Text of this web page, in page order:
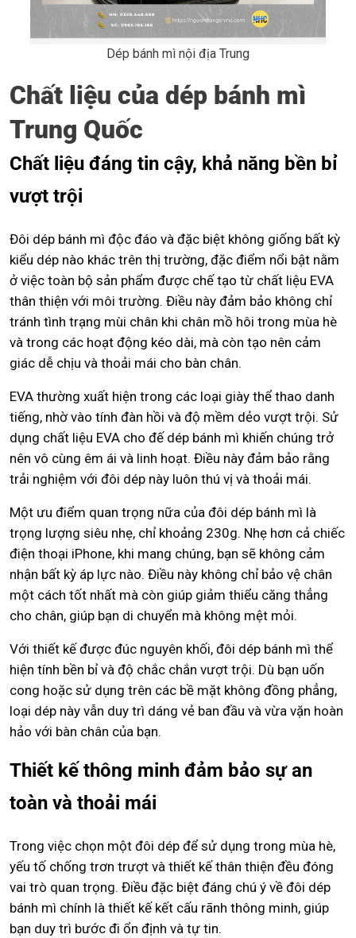
Dép bánh mì nội địa Trung
Chất liệu của dép bánh mì
Trung Quốc
Chất liệu đáng tin cậy, khả năng bền bỉ
vượt trội
Đôi dép bánh mì độc đáo và đặc biệt không giống bất kỳ
kiểu dép nào khác trên thị trường, đặc điểm nổi bật nằm
ở việc toàn bộ sản phẩm được chế tạo từ chất liệu EVA
thân thiện với môi trường. Điều này đảm bảo không chỉ
tránh tình trạng mùi chân khi chân mồ hôi trong mùa hè
và trong các hoạt động kéo dài, mà còn tạo nên cảm
giác dễ chịu và thoải mái cho bàn chân.
EVA thường xuất hiện trong các loại giày thể thao danh
tiếng, nhờ vào tính đàn hồi và độ mềm dẻo vượt trội. Sử
dụng chất liệu EVA cho đế dép bánh mì khiến chúng trở
nên vô cùng êm ái và linh hoạt. Điều này đảm bảo rằng
trải nghiệm với đôi dép này luôn thú vị và thoải mái.
Một ưu điểm quan trọng nữa của đôi dép bánh mì là
trọng lượng siêu nhẹ, chỉ khoảng 230g. Nhẹ hơn cả chiếc
điện thoại iPhone, khi mang chúng, bạn sẽ không cảm
nhận bất kỳ áp lực nào. Điều này không chỉ bảo vệ chân
một cách tốt nhất mà còn giúp giảm thiểu căng thẳng
cho chân, giúp bạn di chuyển mà không mệt mỏi.
Với thiết kế được đúc nguyên khối, đôi dép bánh mì thể
hiện tính bền bỉ và độ chắc chắn vượt trội. Dù bạn uốn
cong hoặc sử dụng trên các bề mặt không đồng phẳng,
loại dép này vẫn duy trì dáng vẻ ban đầu và vừa vặn hoàn
hảo với bàn chân của bạn.
Thiết kế thông minh đảm bảo sự an
toàn và thoải mái
Trong việc chọn một đôi dép để sử dụng trong mùa hè,
yếu tố chống trơn trượt và thiết kế thân thiện đều đóng
vai trò quan trọng. Điều đặc biệt đáng chú ý về đôi dép
bánh mì chính là thiết kế kết cấu rãnh thông minh, giúp
bạn duy trì bước đi ổn định và tự tin.